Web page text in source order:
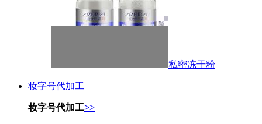
私密冻干粉
妆字号代加工
妆字号代加工>>